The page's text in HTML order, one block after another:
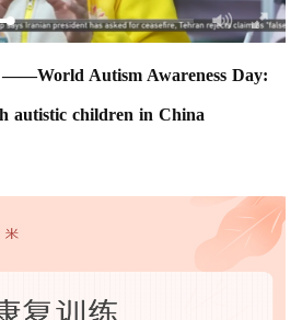
——World Autism Awareness Day:
autistic children in China